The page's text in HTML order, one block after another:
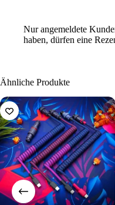
Nur angemeldete
haben, dürfen eine
Ähnliche Produkte